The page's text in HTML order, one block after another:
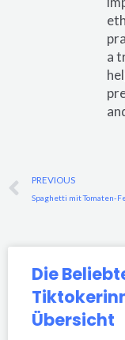
a
Prev
PREVIOUS
Die
Übersicht